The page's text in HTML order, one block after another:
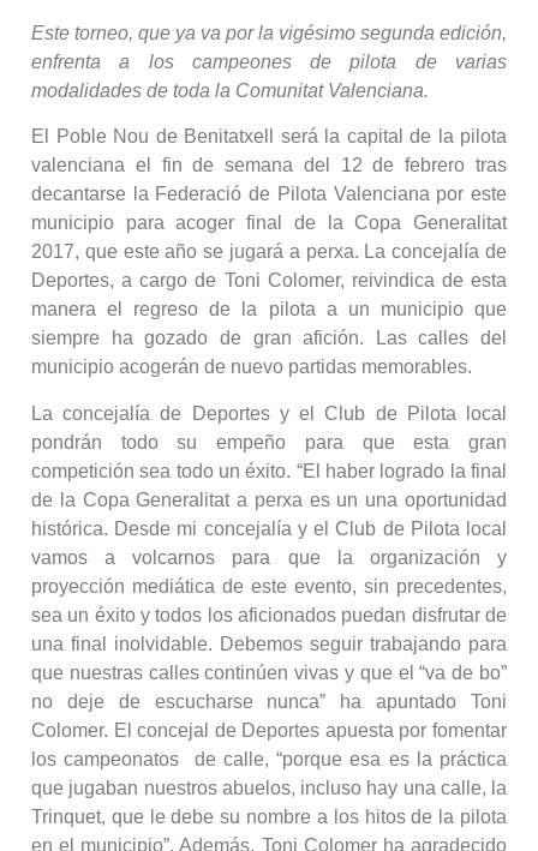
Este torneo, que ya va por la vigésimo segunda edición,
enfrenta a los campeones de pilota de varias
modalidades de toda la Comunitat Valenciana.
El Poble Nou de Benitatxell será la capital de la pilota
valenciana el fin de semana del 12 de febrero tras
decantarse la Federació de Pilota Valenciana por este
municipio para acoger final de la Copa Generalitat
2017, que este año se jugará a perxa. La concejalía de
Deportes, a cargo de Toni Colomer, reivindica de esta
manera el regreso de la pilota a un municipio que
siempre ha gozado de gran afición. Las calles del
municipio acogerán de nuevo partidas memorables.
La concejalía de Deportes y el Club de Pilota local
pondrán todo su empeño para que esta gran
competición sea todo un éxito. “El haber logrado la final
de la Copa Generalitat a perxa es un una oportunidad
histórica. Desde mi concejalía y el Club de Pilota local
vamos a volcarnos para que la organización y
proyección mediática de este evento, sin precedentes,
sea un éxito y todos los aficionados puedan disfrutar de
una final inolvidable. Debemos seguir trabajando para
que nuestras calles continúen vivas y que el “va de bo”
no deje de escucharse nunca” ha apuntado Toni
Colomer. El concejal de Deportes apuesta por fomentar
los campeonatos de calle, “porque esa es la práctica
que jugaban nuestros abuelos, incluso hay una calle, la
Trinquet, que le debe su nombre a los hitos de la pilota
en el municipio”. Además, Toni Colomer ha agradecido